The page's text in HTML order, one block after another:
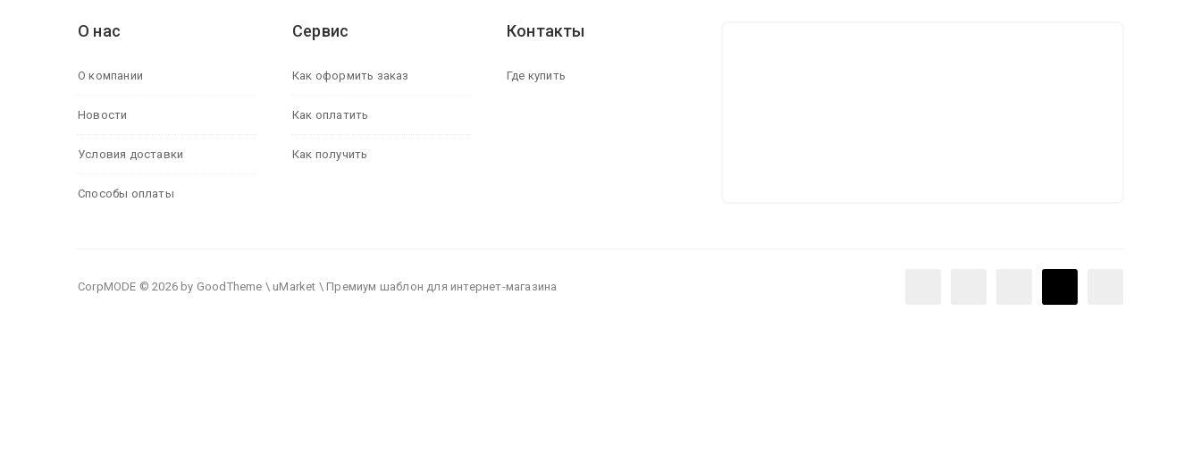
О нас
О компании
Новости
Условия доставки
Способы оплаты
Сервис
Как оформить заказ
Как оплатить
Как получить
Контакты
Где купить
CorpMODE © 2026 by GoodTheme \ uMarket \ Премиум шаблон для интернет-магазина